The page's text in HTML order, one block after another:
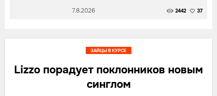
7.8.2026 2442 37
Lizzo порадует поклонников новым
синглом
ЗАЙЦЫ В КУРСЕ